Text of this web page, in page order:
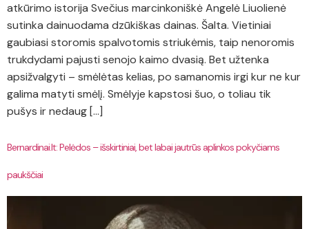
atkūrimo istorija Svečius marcinkoniškė Angelė Liuolienė
sutinka dainuodama dzūkiškas dainas. Šalta. Vietiniai
gaubiasi storomis spalvotomis striukėmis, taip nenoromis
trukdydami pajusti senojo kaimo dvasią. Bet užtenka
apsižvalgyti – smėlėtas kelias, po samanomis irgi kur ne kur
galima matyti smėlį. Smėlyje kapstosi šuo, o toliau tik
pušys ir nedaug […]
Bernardinai.lt: Pelėdos – išskirtiniai, bet labai jautrūs aplinkos pokyčiams
paukščiai